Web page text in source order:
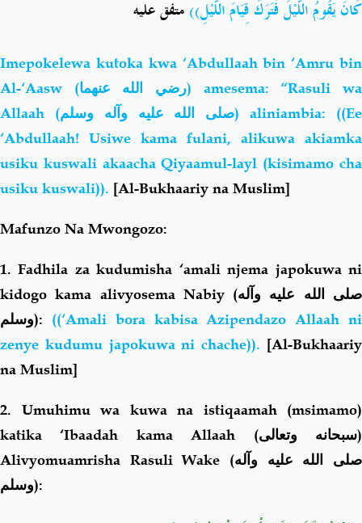
كَانَ يَقُومُ اللَّيْلَ فَتَرَكَ قِيَامَ اللَّيْلِ))متفق عليه
Imepokelewa kutoka kwa ‘Abdullaah bin ‘Amru bin
Al-‘Aasw (رضي الله عنهما) amesema: “Rasuli wa
Allaah (صلى الله عليه وآله وسلم) aliniambia: ((Ee
‘Abdullaah! Usiwe kama fulani, alikuwa akiamka
usiku kuswali akaacha Qiyaamul-layl (kisimamo cha
usiku kuswali)). [Al-Bukhaariy na Muslim]
Mafunzo Na Mwongozo:
1. Fadhila za kudumisha ‘amali njema japokuwa ni
kidogo kama alivyosema Nabiy (صلى الله عليه وآله
وسلم): ((‘Amali bora kabisa Azipendazo Allaah ni
zenye kudumu japokuwa ni chache)). [Al-Bukhaariy
na Muslim]
2. Umuhimu wa kuwa na istiqaamah (msimamo)
katika ‘Ibaadah kama Allaah (سبحانه وتعالى)
Alivyomuamrisha Rasuli Wake (صلى الله عليه وآله
وسلم):